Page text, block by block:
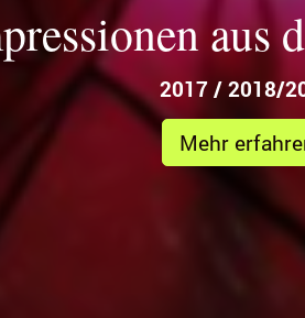
aus
2017 / 2018/
Mehr